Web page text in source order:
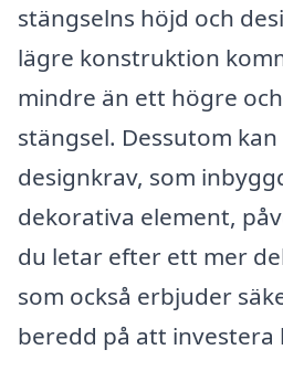
stängselns höjd och
lägre konstruktion
mindre än ett högre
stängsel. Dessutom
designkrav, som
dekorativa element,
du letar efter ett mer
som också erbjuder
beredd på att investera